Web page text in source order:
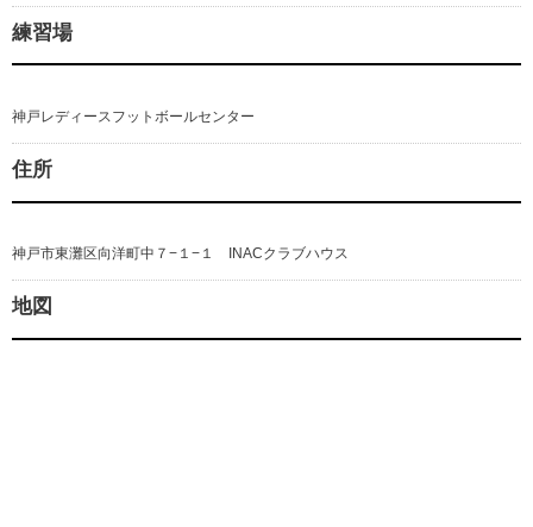
練習場
神戸レディースフットボールセンター
住所
神戸市東灘区向洋町中７−１−１ INACクラブハウス
地図